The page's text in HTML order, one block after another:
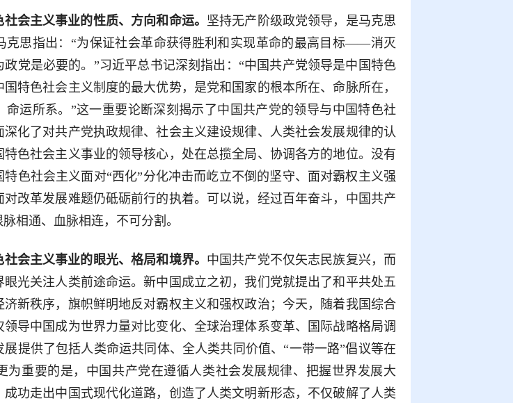
会主义事业的性质、方向和命运。
坚持无产阶级政党领导，是马克思
克思指出：“为保证社会革命获得胜利和实现革命的最高目标——消灭
党是必要的。”习近平总书记深刻指出：“中国共产党领导是中国特色
特色社会主义制度的最大优势，是党和国家的根本所在、命脉所在，
命运所系。”这一重要论断深刻揭示了中国共产党的领导与中国特色社
化了对共产党执政规律、社会主义建设规律、人类社会发展规律的认
色社会主义事业的领导核心，处在总揽全局、协调各方的地位。没有
色社会主义面对“西化”分化冲击而屹立不倒的坚守、面对霸权主义强
改革发展难题仍砥砺前行的执着。可以说，经过百年奋斗，中国共产
相通、血脉相连，不可分割。
会主义事业的眼光、格局和境界。 中国共产党不仅矢志民族复兴，而
眼光关注人类前途命运。新中国成立之初，我们党就提出了和平共处五
新秩序，旗帜鲜明地反对霸权主义和强权政治；今天，随着我国综合
导中国成为世界力量对比变化、全球治理体系变革、国际战略格局调
提供了包括人类命运共同体、全人类共同价值、“一带一路”倡议等在
为重要的是，中国共产党在遵循人类社会发展规律、把握世界发展大
功走出中国式现代化道路，创造了人类文明新形态，不仅破解了人类